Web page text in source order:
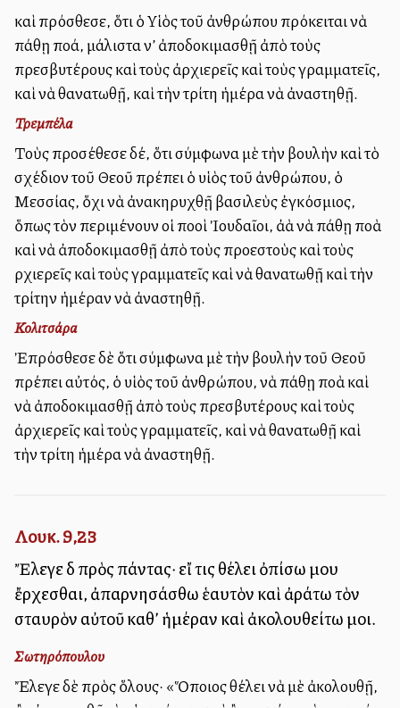
καὶ πρόσθεσε, ὅτι ὁ Υἱὸς τοῦ ἀνθρώπου πρόκειται νὰ
πάθῃ πολλά, μάλιστα ν’ ἀποδοκιμασθῇ ἀπὸ τοὺς
πρεσβυτέρους καὶ τοὺς ἀρχιερεῖς καὶ τοὺς γραμματεῖς,
καὶ νὰ θανατωθῇ, καὶ τὴν τρίτη ἡμέρα νὰ ἀναστηθῇ.
Τρεμπέλα
Τοὺς προσέθεσε δέ, ὅτι σύμφωνα μὲ τὴν βουλὴν καὶ τὸ
σχέδιον τοῦ Θεοῦ πρέπει ὁ υἱὸς τοῦ ἀνθρώπου, ὁ
Μεσσίας, ὅχι νὰ ἀνακηρυχθῇ βασιλεὺς ἐγκόσμιος,
ὅπως τὸν περιμένουν οἱ πολλοὶ Ἰουδαῖοι, ἀλλὰ νὰ πάθῃ πολλὰ
καὶ νὰ ἀποδοκιμασθῇ ἀπὸ τοὺς προεστοὺς καὶ τοὺς
Ἀρχιερεῖς καὶ τοὺς γραμματεῖς καὶ νὰ θανατωθῇ καὶ τὴν
τρίτην ἡμέραν νὰ ἀναστηθῇ.
Κολιτσάρα
Ἐπρόσθεσε δὲ ὅτι σύμφωνα μὲ τὴν βουλὴν τοῦ Θεοῦ
πρέπει αὐτός, ὁ υἱὸς τοῦ ἀνθρώπου, νὰ πάθῃ πολλὰ καὶ
νὰ ἀποδοκιμασθῇ ἀπὸ τοὺς πρεσβυτέρους καὶ τοὺς
ἀρχιερεῖς καὶ τοὺς γραμματεῖς, καὶ νὰ θανατωθῇ καὶ
τὴν τρίτη ἡμέρα νὰ ἀναστηθῇ.
Λουκ. 9,23
Ἔλεγε δὲ πρὸς πάντας· εἴ τις θέλει ὀπίσω μου
ἔρχεσθαι, ἀπαρνησάσθω ἑαυτὸν καὶ ἀράτω τὸν
σταυρὸν αὐτοῦ καθ’ ἡμέραν καὶ ἀκολουθείτω μοι.
Σωτηρόπουλου
Ἔλεγε δὲ πρὸς ὅλους· «Ὅποιος θέλει νὰ μὲ ἀκολουθῇ,